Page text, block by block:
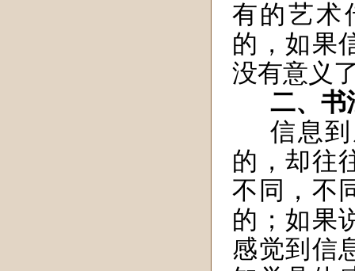
有的艺术
的，如果
没有意义
二、书
信息
的，却往
不同，不
的；如果
感觉到信